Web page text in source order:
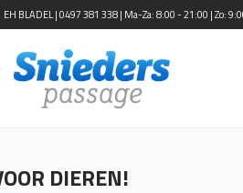
BLADEL | 0497 381 338 | Ma-Za: 8:00 - 21:00 | Zo:
DIEREN!